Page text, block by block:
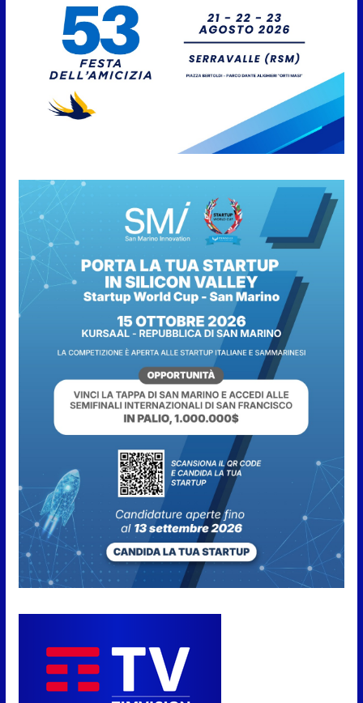
5 Agosto 2026
Unione Volontariato Protezione
Civile San Marino. Allerta meteo
codice colore Arancione per
temperature estreme